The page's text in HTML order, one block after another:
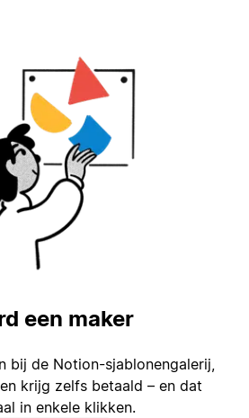
een maker
bij de Notion-sjablonengalerij,
krijg zelfs betaald – en dat
in enkele klikken.